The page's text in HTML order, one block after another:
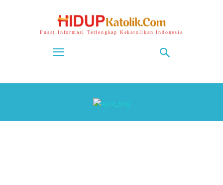
Pusat Informasi Terlengkap Kekatolikan Indonesia